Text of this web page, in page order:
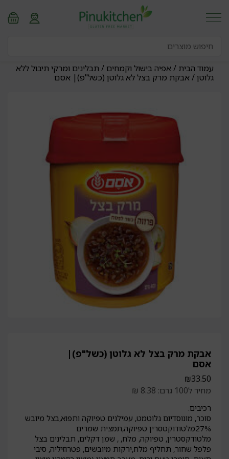
עמוד הבית /אפיה בישול וקמחים / תבלינים ומרקי תיבול ללא
גלוטן/ אבקת מרק בצל לא גלוטן (כשל"פ)| אסם
אבקת מרק בצל לא גלוטן (כשל"פ)|
אסם
₪33.50
מחיר ל100 גרם: 8.38 ₪
רכיבים:
סוכר, מונוסדיום גלוטמט, עמילנים טפיוקה ותפוא,בצל מיובש
27%מלטודוקטסרין טפיוקה,תמצית שמרים
מלטודקסטרין, טפיוקה, מלח, , שמן דקלים, תבלינים בצל
פלפל שחור, תחליף מלח,ירקות מיובשים, פטרוזיליה, סיבי